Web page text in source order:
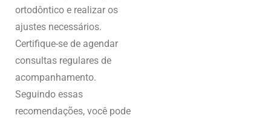
ortodôntico e realizar os
ajustes necessários.
Certifique-se de agendar
consultas regulares de
acompanhamento.
Seguindo essas
recomendações, você pode